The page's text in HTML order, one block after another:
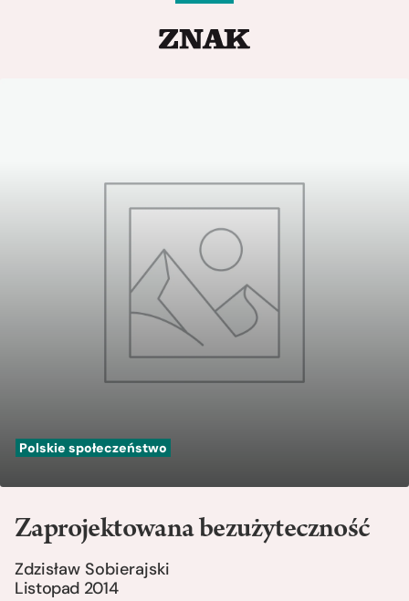
Polskie społeczeństwo
Zaprojektowana bezużyteczność
Zdzisław Sobierajski
Listopad 2014